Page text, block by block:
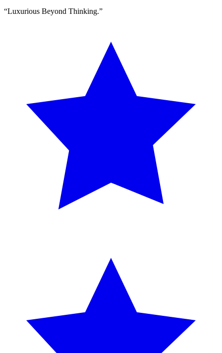
“Luxurious Beyond Thinking.”